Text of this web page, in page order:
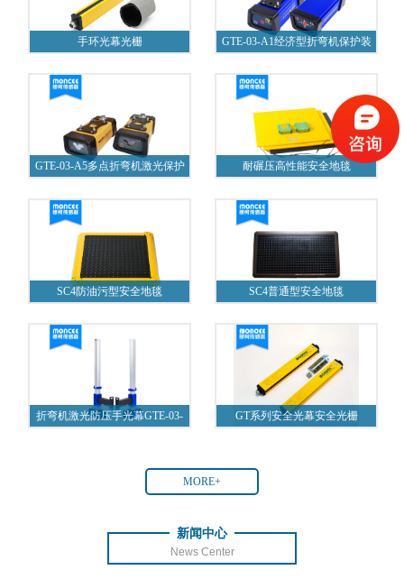
手环光幕光栅
GTE-03-A1经济型折弯机保护装
GTE-03-A5多点折弯机激光保护 耐碾压高性能安全地毯
SC4防油污型安全地毯 SC4普通型安全地毯
折弯机激光防压手光幕GTE-03-
GT系列安全光幕安全光栅
MORE+
新闻中心
News Center